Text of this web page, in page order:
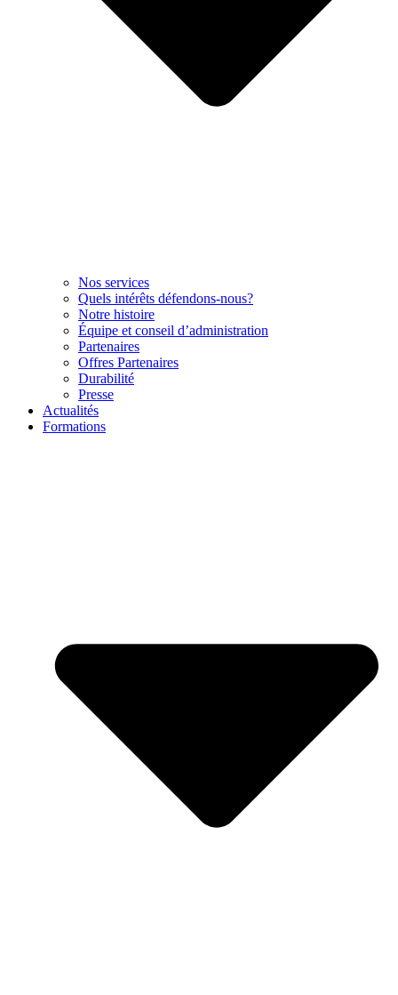
Nos services
Quels intérêts défendons-nous?
Notre histoire
Équipe et conseil d’administration
Partenaires
Offres Partenaires
Durabilité
Presse
Actualités
Formations